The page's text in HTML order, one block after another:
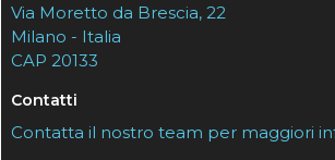
Via Moretto da Brescia, 22
Milano - Italia
CAP 20133
Contatti
Contatta il nostro team per maggiori